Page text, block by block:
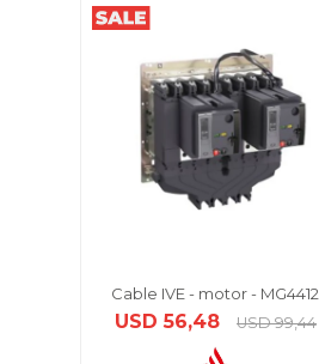
Cable IVE - motor - MG4412
USD 56,48 USD 99,44